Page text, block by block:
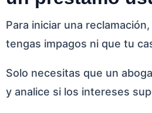
Para iniciar una
tengas impagos ni que tu
Solo necesitas que un
y analice si los intereses